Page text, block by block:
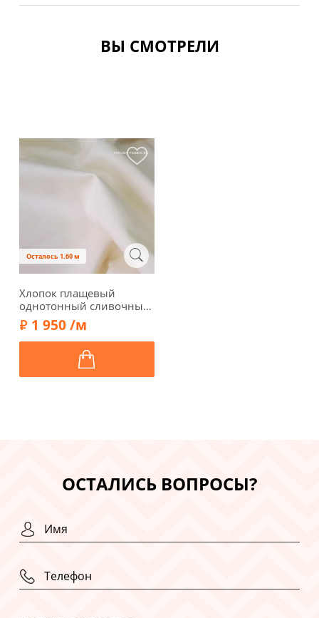
ВЫ СМОТРЕЛИ
Осталось 1.60 м
Хлопок плащевый
однотонный сливочный,
TCP11-12
1 950 /м
ОСТАЛИСЬ ВОПРОСЫ?